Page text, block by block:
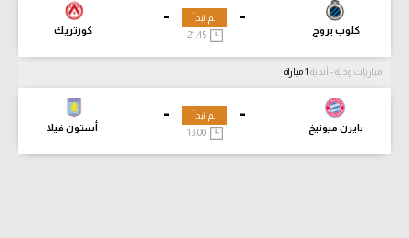
-
كلوب بروج
-
كورتريك
لم تبدأ
21:45
مباريات ودية - أندية
-
بايرن ميونيخ
-
أستون فيلا
لم تبدأ
13:00